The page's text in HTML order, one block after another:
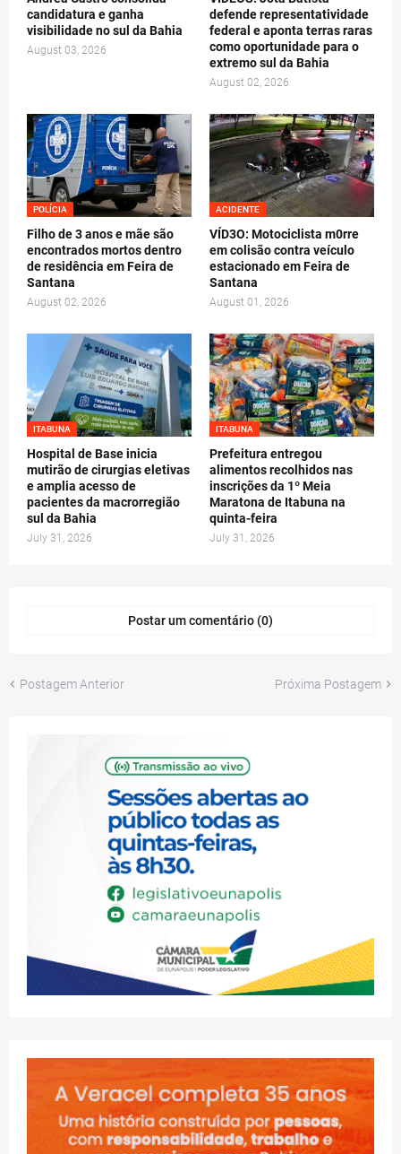
candidatura e ganha
visibilidade no sul da Bahia
August 03, 2026
defende representatividade
federal e aponta terras raras
como oportunidade para o
extremo sul da Bahia
August 02, 2026
POLÍCIA
Filho de 3 anos e mãe são
encontrados mortos dentro
de residência em Feira de
Santana
August 02, 2026
ACIDENTE
VÍD3O: Motociclista m0rre
em colisão contra veículo
estacionado em Feira de
Santana
August 01, 2026
ITABUNA
Hospital de Base inicia
mutirão de cirurgias eletivas
e amplia acesso de
pacientes da macrorregião
sul da Bahia
July 31, 2026
ITABUNA
Prefeitura entregou
alimentos recolhidos nas
inscrições da 1º Meia
Maratona de Itabuna na
quinta-feira
July 31, 2026
Postar um comentário (0)
Postagem Anterior Próxima Postagem